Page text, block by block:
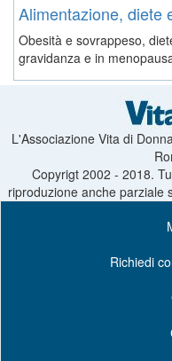
Alimentazione, diete
Obesità e sovrappeso,
gravidanza e in
L'Associazione Vita di
Copyrigt 2002 - 2018.
riproduzione anche parziale
Richiedi